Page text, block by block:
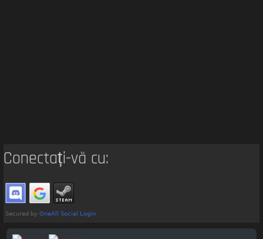
Conectați-vă cu: